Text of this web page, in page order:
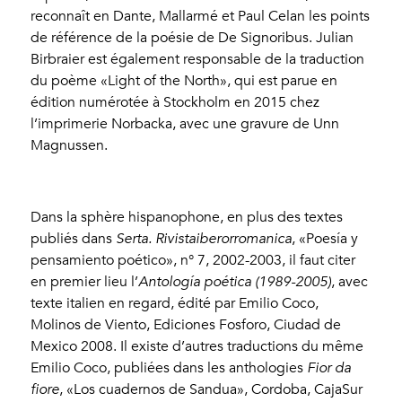
reconnaît en Dante, Mallarmé et Paul Celan les points
de référence de la poésie de De Signoribus. Julian
Birbraier est également responsable de la traduction
du poème «Light of the North», qui est parue en
édition numérotée à Stockholm en 2015 chez
l’imprimerie Norbacka, avec une gravure de Unn
Magnussen.
Dans la sphère hispanophone, en plus des textes
publiés dans Serta. Rivistaiberorromanica, «Poesía y
pensamiento poético», n° 7, 2002-2003, il faut citer
en premier lieu l’Antología poética (1989-2005), avec
texte italien en regard, édité par Emilio Coco,
Molinos de Viento, Ediciones Fosforo, Ciudad de
Mexico 2008. Il existe d’autres traductions du même
Emilio Coco, publiées dans les anthologies Fior da
fiore, «Los cuadernos de Sandua», Cordoba, CajaSur